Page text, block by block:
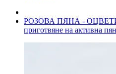
РОЗОВА ПЯНА -
приготвяне на активна